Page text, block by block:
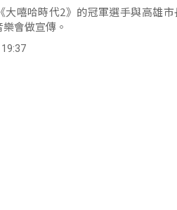
大嘻哈時代2》的冠軍選手與高雄
會做宣傳。